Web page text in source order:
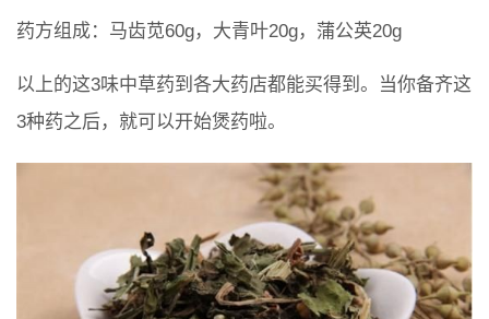
药方组成：马齿苋60g，大青叶20g，蒲公英20g
以上的这3味中草药到各大药店都能买得到。当你备齐这
3种药之后，就可以开始煲药啦。